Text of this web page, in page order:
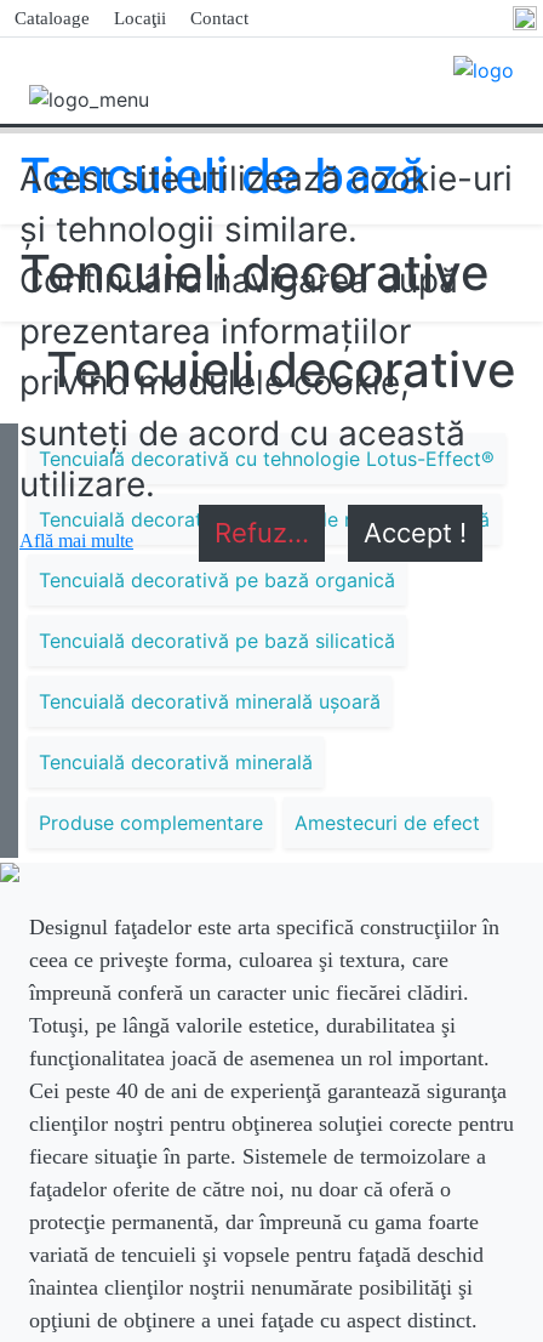
Cataloage Locaţii Contact
Tencuieli de bază
Tencuieli decorative
Tencuieli decorative
Tencuială decorativă cu tehnologie Lotus-Effect®
Tencuială decorativă pe bază de răşină siliconică
Tencuială decorativă pe bază organică
Tencuială decorativă pe bază silicatică
Tencuială decorativă minerală uşoară
Tencuială decorativă minerală
Produse complementare Amestecuri de efect
Designul faţadelor este arta specifică construcţiilor în
ceea ce priveşte forma, culoarea şi textura, care
împreună conferă un caracter unic fiecărei clădiri.
Totuşi, pe lângă valorile estetice, durabilitatea şi
funcţionalitatea joacă de asemenea un rol important.
Cei peste 40 de ani de experienţă garantează siguranţa
clienţilor noştri pentru obţinerea soluţiei corecte pentru
fiecare situaţie în parte. Sistemele de termoizolare a
faţadelor oferite de către noi, nu doar că oferă o
protecţie permanentă, dar împreună cu gama foarte
variată de tencuieli şi vopsele pentru faţadă deschid
înaintea clienţilor noştrii nenumărate posibilităţi şi
opţiuni de obţinere a unei faţade cu aspect distinct.
Acest site utilizează cookie-uri
și tehnologii similare.
Continuând navigarea după
prezentarea informaţiilor
privind modulele cookie,
sunteţi de acord cu această
utilizare.
Află mai multe Refuz... Accept !